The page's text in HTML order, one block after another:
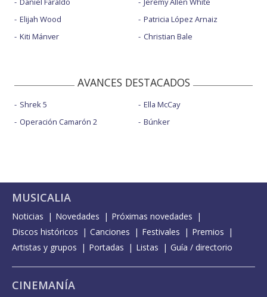
Elijah Wood
Kiti Mánver
Patricia López Arnaiz
Christian Bale
AVANCES DESTACADOS
Shrek 5
Operación Camarón 2
Ella McCay
Búnker
MUSICALIA
Noticias Novedades
Próximas novedades
Discos históricos
Canciones Festivales
Premios
Artistas y grupos
Portadas Listas Guía / directorio
CINEMANÍA